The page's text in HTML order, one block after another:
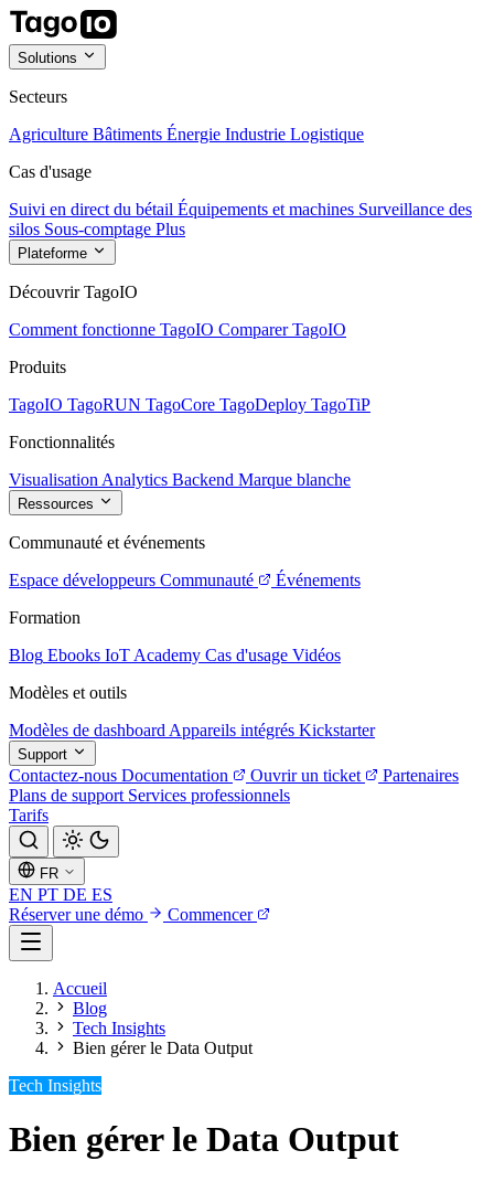
Solutions
Secteurs
Agriculture Bâtiments Énergie Industrie Logistique
Cas d'usage
Suivi en direct du bétail Équipements et machines Surveillance des
silos Sous-comptage Plus
Plateforme
Découvrir TagoIO
Comment fonctionne TagoIO Comparer TagoIO
Produits
TagoIO TagoRUN TagoCore TagoDeploy TagoTiP
Fonctionnalités
Visualisation Analytics Backend Marque blanche
Ressources
Communauté et événements
Espace développeurs Communauté
Événements
Formation
Blog Ebooks IoT Academy Cas d'usage Vidéos
Modèles et outils
Modèles de dashboard Appareils intégrés Kickstarter
Support
Contactez-nous Documentation Ouvrir un ticket
Partenaires
Plans de support Services professionnels
Tarifs
FR
EN PT DE ES
Réserver une démo
Commencer
Accueil
Blog
Tech Insights
Bien gérer le Data Output
Tech Insights
Bien gérer le Data Output